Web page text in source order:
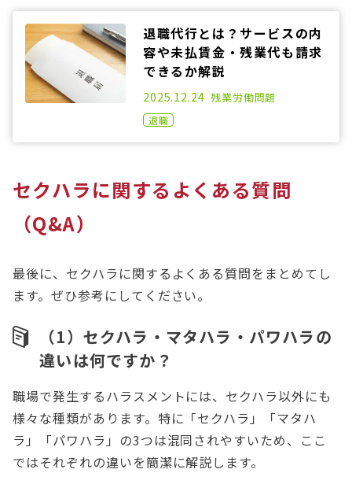
退職代行とは？サービスの内
容や未払賃金・残業代も請求
できるか解説
2020.12.25
2025.12.24 残業労働問題
退職
セクハラに関するよくある質問
（Q&A）
最後に、セクハラに関するよくある質問をまとめてし
ます。ぜひ参考にしてください。
（1）セクハラ・マタハラ・パワハラの
違いは何ですか？
職場で発生するハラスメントには、セクハラ以外にも
様々な種類があります。特に「セクハラ」「マタハ
ラ」「パワハラ」の3つは混同されやすいため、ここ
ではそれぞれの違いを簡潔に解説します。